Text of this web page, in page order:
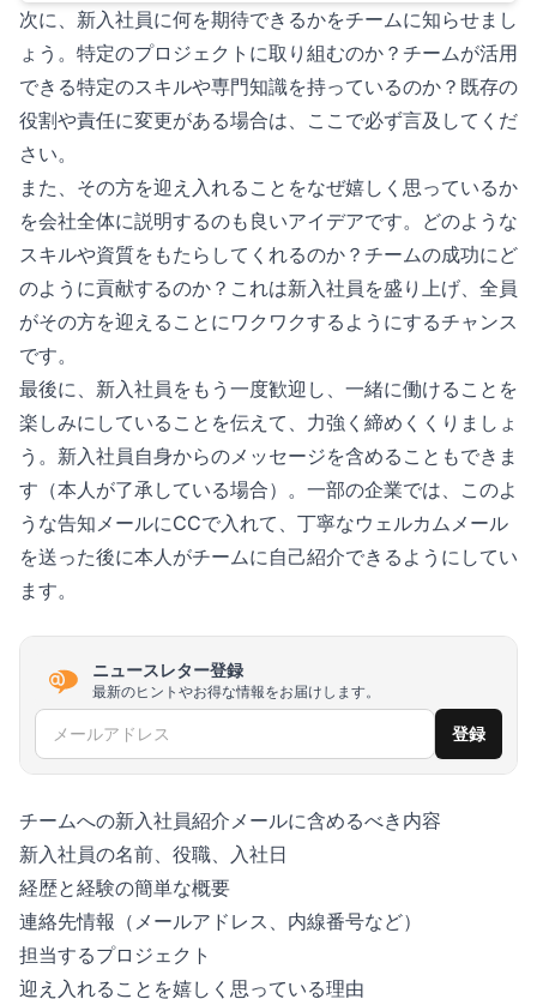
次に、新入社員に何を期待できるかをチームに知らせまし
ょう。特定のプロジェクトに取り組むのか？チームが活用
できる特定のスキルや専門知識を持っているのか？既存の
役割や責任に変更がある場合は、ここで必ず言及してくだ
さい。
また、その方を迎え入れることをなぜ嬉しく思っているか
を会社全体に説明するのも良いアイデアです。どのような
スキルや資質をもたらしてくれるのか？チームの成功にど
のように貢献するのか？これは新入社員を盛り上げ、全員
がその方を迎えることにワクワクするようにするチャンス
です。
最後に、新入社員をもう一度歓迎し、一緒に働けることを
楽しみにしていることを伝えて、力強く締めくくりましょ
う。新入社員自身からのメッセージを含めることもできま
す（本人が了承している場合）。一部の企業では、このよ
うな告知メールにCCで入れて、丁寧なウェルカムメール
を送った後に本人がチームに自己紹介できるようにしてい
ます。
ニュースレター登録
最新のヒントやお得な情報をお届けします。
メールアドレス 登録
チームへの新入社員紹介メールに含めるべき内容
新入社員の名前、役職、入社日
経歴と経験の簡単な概要
連絡先情報（メールアドレス、内線番号など）
担当するプロジェクト
迎え入れることを嬉しく思っている理由